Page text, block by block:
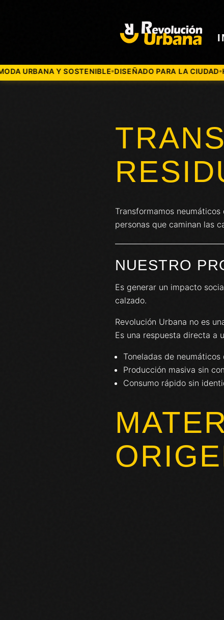
PARA LA CIUDAD HECHO CON NEUMÁTICOS
Transformamos
personas que caminan las
NUESTRO
Es generar un impacto
calzado.
Revolución Urbana no es
Es una respuesta directa a
Toneladas de neumáticos
Producción masiva sin
Consumo rápido sin